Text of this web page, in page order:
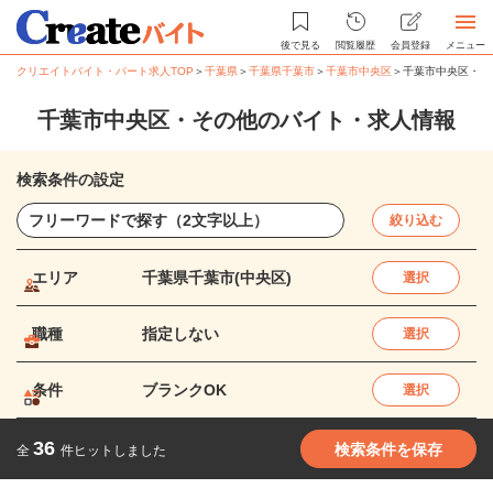
後で見る 閲覧履歴 会員登録 メニュー
クリエイトバイト・パート求人TOP ＞千葉県＞千葉県千葉市＞千葉市中央区＞千葉市中央区・
千葉市中央区・その他のバイト・求人情報
検索条件の設定
絞り込む
エリア 千葉県千葉市(中央区) 選択
職種 指定しない 選択
条件 ブランクOK 選択
全 36 件ヒットしました 検索条件を保存